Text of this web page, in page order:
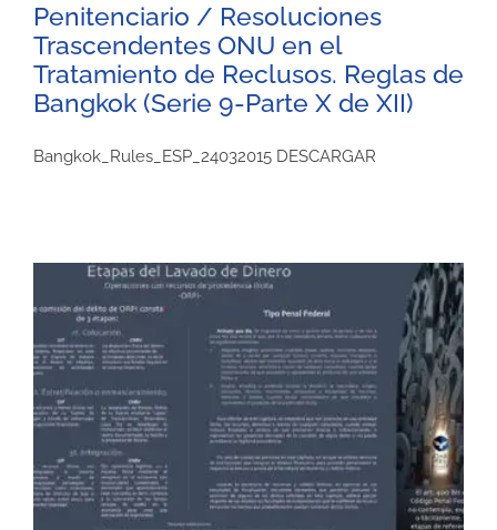
Penitenciario / Resoluciones
Trascendentes ONU en el
Tratamiento de Reclusos. Reglas de
Bangkok (Serie 9-Parte X de XII)
Bangkok_Rules_ESP_24032015 DESCARGAR